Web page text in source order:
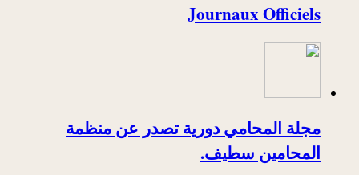
Journaux Officiels
مجلة المحامي دورية تصدر عن منظمة
المحامين سطيف.